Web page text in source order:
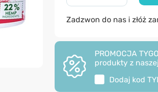
Zadzwon do nas i złóż
PROMOCJA
produkty z
Dodaj kod